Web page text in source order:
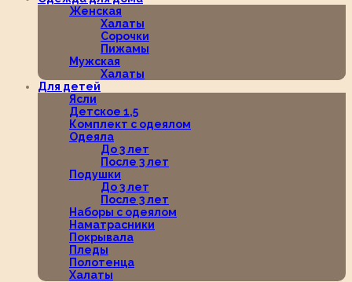
Женская
Халаты
Сорочки
Пижамы
Мужская
Халаты
Для детей
Ясли
Детское 1,5
Комплект с одеялом
Одеяла
До 3 лет
После 3 лет
Подушки
До 3 лет
После 3 лет
Наборы с одеялом
Наматрасники
Покрывала
Пледы
Полотенца
Халаты